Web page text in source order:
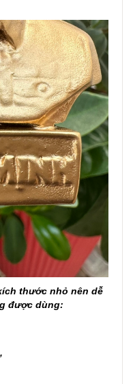
thước nhỏ nên dễ
được dùng: